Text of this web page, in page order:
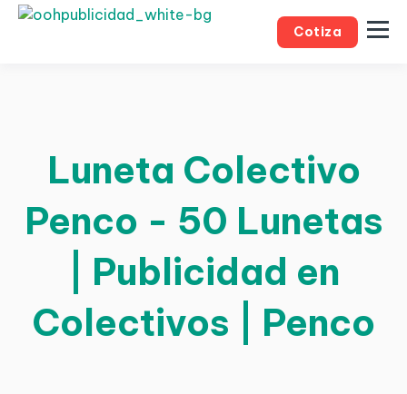
Cotiza
Luneta Colectivo
Penco - 50 Lunetas
| Publicidad en
Colectivos | Penco